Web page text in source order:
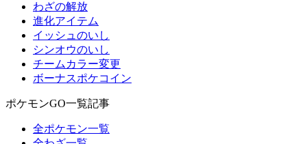
わざの解放
進化アイテム
イッシュのいし
シンオウのいし
チームカラー変更
ボーナスポケコイン
ポケモンGO一覧記事
全ポケモン一覧